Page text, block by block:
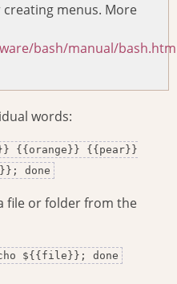
menus. More
bash/manual/
words:
{{orange}} {{pear}}
done
file or folder from the
${{file}}; done